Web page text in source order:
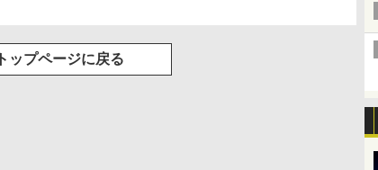
トップページに戻る